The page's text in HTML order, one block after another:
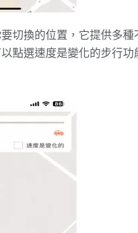
切換的位置，它提供多種
點選速度是變化的步行